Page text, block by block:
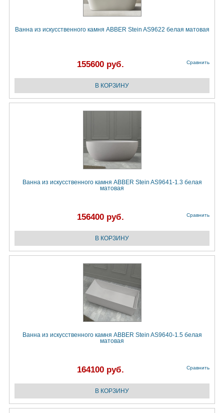
Ванна из искусственного камня ABBER Stein AS9622 белая матовая
155600 руб. Сравнить
Ванна из искусственного камня ABBER Stein AS9641-1.3 белая
матовая
156400 руб. Сравнить
Ванна из искусственного камня ABBER Stein AS9640-1.5 белая
матовая
164100 руб. Сравнить